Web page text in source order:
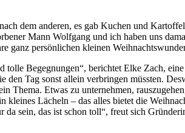
dem anderen, es gab Kuchen und
Mann Wolfgang und ich haben uns
ganz persönlichen kleinen
tolle Begegnungen“, berichtet Elke Zach,
Tag sonst allein verbringen müssten.
Thema. Etwas zu unternehmen,
Lächeln – das alles bietet die
sein, das ist schon toll“, freut sich